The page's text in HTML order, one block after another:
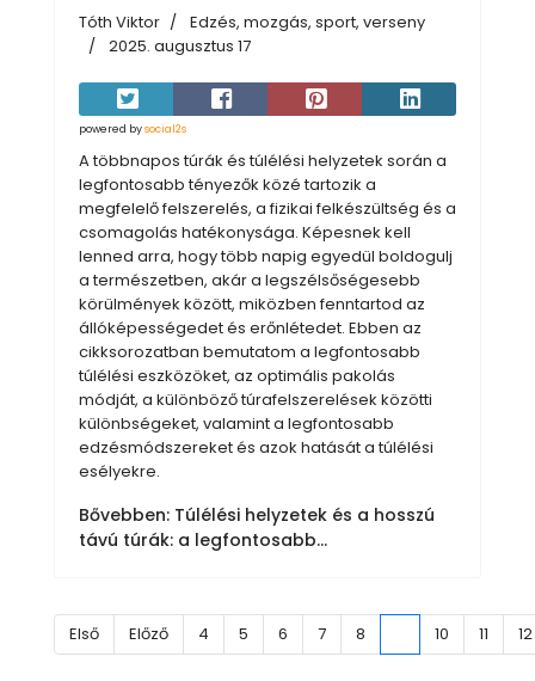
Tóth Viktor
Edzés, mozgás, sport, verseny
2025. augusztus 17
powered bysocial2s
A többnapos túrák és túlélési helyzetek során a
legfontosabb tényezők közé tartozik a
megfelelő felszerelés, a fizikai felkészültség és a
csomagolás hatékonysága. Képesnek kell
lenned arra, hogy több napig egyedül boldogulj
a természetben, akár a legszélsőségesebb
körülmények között, miközben fenntartod az
állóképességedet és erőnlétedet. Ebben az
cikksorozatban bemutatom a legfontosabb
túlélési eszközöket, az optimális pakolás
módját, a különböző túrafelszerelések közötti
különbségeket, valamint a legfontosabb
edzésmódszereket és azok hatását a túlélési
esélyekre.
Bővebben: Túlélési helyzetek és a hosszú
távú túrák: a legfontosabb...
Első Előző 4 5 6 7 8 10 11 12